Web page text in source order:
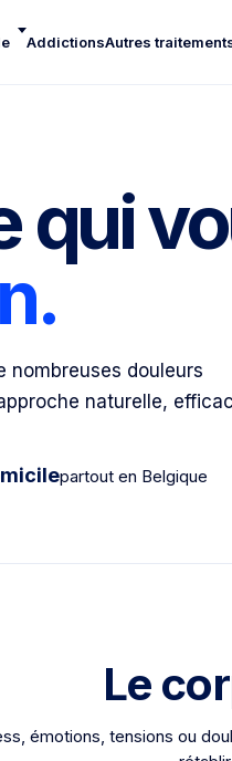
AddictionsAutres
qui
nombreuses douleurs
naturelle,
partout en Belgique
Le
émotions, tensions ou